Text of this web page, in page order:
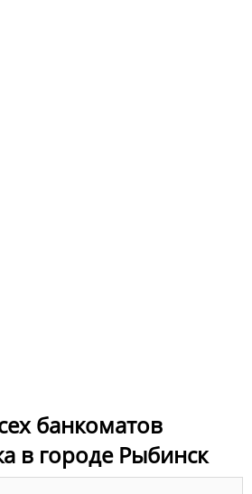
банкоматов
в городе Рыбинск